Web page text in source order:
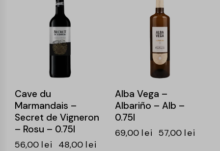
Cave du
Marmandais –
Secret de Vigneron
– Rosu – 0.75l
56,00 lei 48,00 lei
Alba Vega –
Albariño – Alb –
0.75l
69,00 lei 57,00 lei